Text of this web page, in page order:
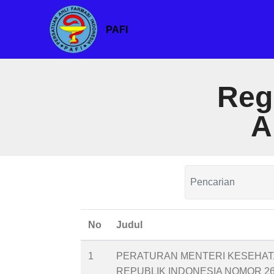
PAFI
No Judul
1
PERATURAN MENTERI
REPUBLIK INDONESIA NOMOR